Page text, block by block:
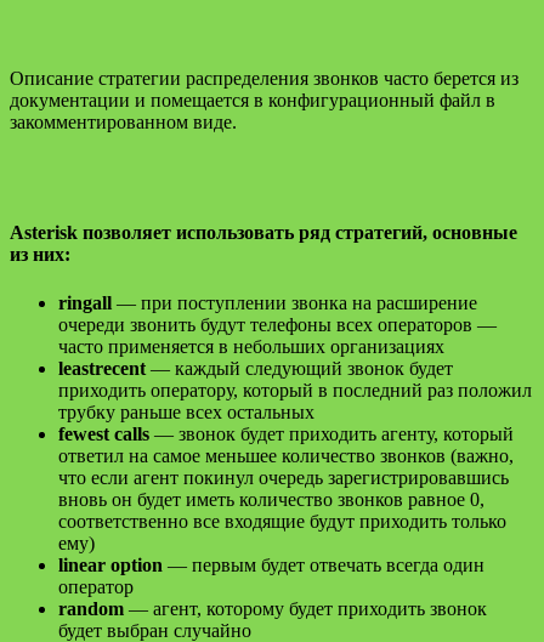
Описание стратегии распределения звонков часто берется из
документации и помещается в конфигурационный файл в
закомментированном виде.
Asterisk позволяет использовать ряд стратегий, основные
из них:
ringall — при поступлении звонка на расширение
очереди звонить будут телефоны всех операторов —
часто применяется в небольших организациях
leastrecent — каждый следующий звонок будет
приходить оператору, который в последний раз положил
трубку раньше всех остальных
fewest calls — звонок будет приходить агенту, который
ответил на самое меньшее количество звонков (важно,
что если агент покинул очередь зарегистрировавшись
вновь он будет иметь количество звонков равное 0,
соответственно все входящие будут приходить только
ему)
linear option — первым будет отвечать всегда один
оператор
random — агент, которому будет приходить звонок
будет выбран случайно